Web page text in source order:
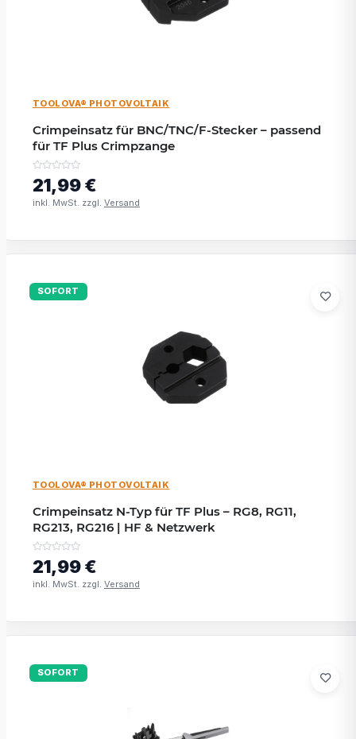
TOOLOVA® PHOTOVOLTAIK
Crimpeinsatz für BNC/TNC/F-Stecker – passend
für TF Plus Crimpzange
21,99 €
inkl. MwSt. zzgl. Versand
SOFORT
TOOLOVA® PHOTOVOLTAIK
Crimpeinsatz N-Typ für TF Plus – RG8, RG11,
RG213, RG216 | HF & Netzwerk
21,99 €
inkl. MwSt. zzgl. Versand
SOFORT